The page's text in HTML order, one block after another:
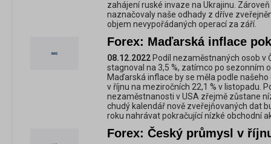
zahájení ruské invaze na Ukrajinu.
naznačovaly naše odhady z dříve
objem nevypořádaných operací za září.
Forex: Maďarská inflace
08.12.2022 Podíl nezaměstnaných osob v
stagnoval na 3,5 %, zatímco po sezonním
Maďarská inflace by se měla podle
v říjnu na meziročních 22,1 % v listopadu.
nezaměstnanosti v USA zřejmě zůstane
chudý kalendář nově zveřejňovaných dat
roku nahrávat pokračující nízké obchodní
Forex: Český průmysl v